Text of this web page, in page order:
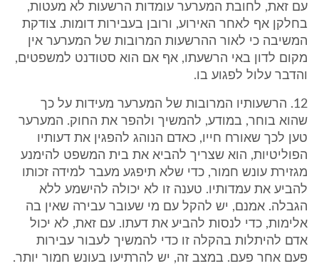
עם זאת, לחובת המערער עומדות הרשעות לא מעטות,
בחלקן אף לאחר האירוע, ורובן בעבירות דומות. צודקת
המשיבה כי לאור ההרשעות המרובות של המערער אין
מקום לדון באי הרשעתו, אף אם הוא סטודנט למשפטים,
והדבר עלול לפגוע בו.
12. הרשעותיו המרובות של המערער מעידות על כך
שהוא בוחר, במודע, להמשיך ולהפר את החוק. המערער
טען לכך שאורח חייו, כאדם הנוהג להפגין את דעותיו
הפוליטיות, הוא שצריך להביא את בית המשפט להימנע
מגזירת עונש חמור, כדי שלא תיפגע מעבר למידה זכותו
להביע את עמדותיו. טענה זו לא יכולה להישמע ללא
הגבלה. אמנם, יש להקל עם מי שעובר עבירה שאין בה
אלימות, כדי לנסות להביע את דעתו. עם זאת, לא יכול
אדם להיתלות בהקלה זו כדי להמשיך לעבור עבירות
פעם אחר פעם. במצב זה, יש להרתיעו בעונש חמור יותר.